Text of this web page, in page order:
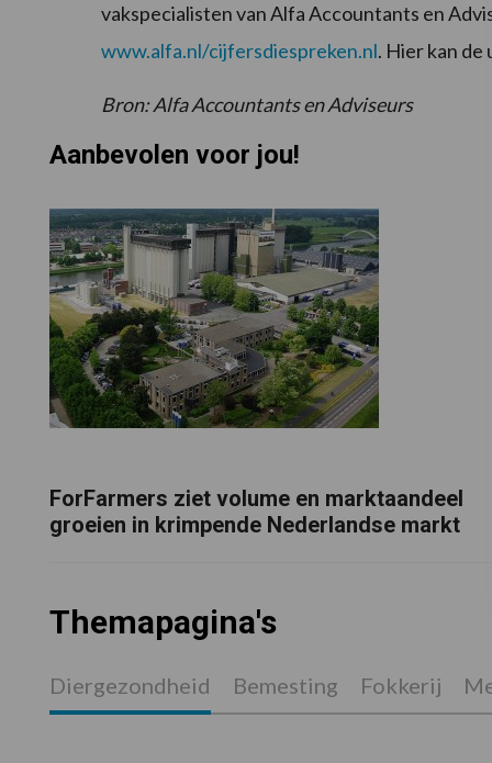
vakspecialisten van Alfa Accountants en
www.alfa.nl/cijfersdiespreken.nl. Hier kan de
Bron: Alfa Accountants en Adviseurs
Aanbevolen voor jou!
ForFarmers ziet volume en marktaandeel
groeien in krimpende Nederlandse markt
Themapagina's
Diergezondheid Bemesting Fokkerij